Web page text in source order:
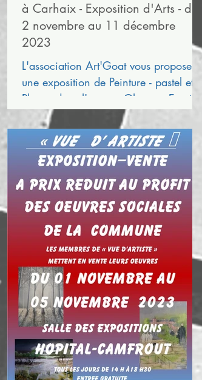
à Carhaix - Exposition d'Arts - du
2 novembre au 11 décembre
2023
L'association Art'Goat vous propose
une exposition de Peinture - pastel et
Photos dans l'espace Glenmor Entrée
libre du lundi au vendredi...